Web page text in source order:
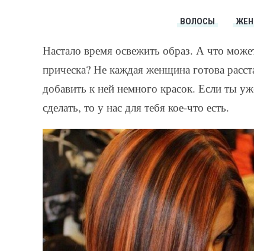
ВОЛОСЫ
Настало время освежить образ. А что
прическа? Не каждая женщина готова
добавить к ней немного красок. Если ты
сделать, то у нас для тебя кое-что есть.